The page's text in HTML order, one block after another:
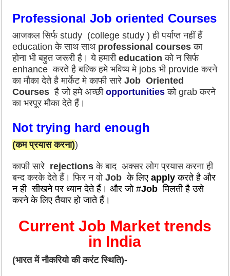
Professional Job oriented Courses
आजकल सिर्फ study (college study ) ही पर्याप्त नहीं हैं
education के साथ साथ professional courses का
होना भी बहुत जरूरी है। ये हमारीeducation को न सिर्फ
enhance करते है बल्कि हमे भविष्य मे jobs भी provide करने
का मौका देते है मार्केट मे काफी सारेJob Oriented
Courses है जो हमे अच्छीopportunities को grab करने
का भरपूर मौका देते हैं।
Not trying hard enough
(कम प्रयास करना))
काफी सारे rejections के बाद अक्सर लोग प्रयास करना ही
बन्द करके देते हैं। फिर न वोJob के लिएapply करते है और
न ही सीखने पर ध्यान देते हैं। औरजो #Job मिलती है उसे
करने के लिए तैयार हो जाते हैं।
Current Job Market trends
in India
(भारत में नौकरियो की करंट स्थिति)-